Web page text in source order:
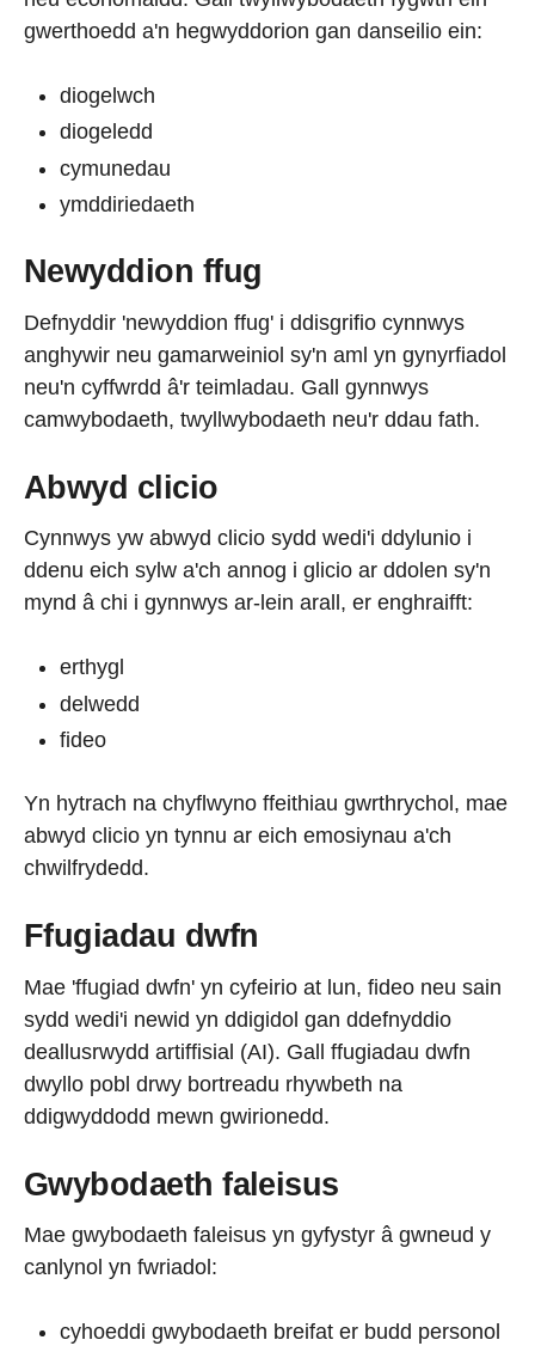
gwerthoedd a'n hegwyddorion gan danseilio ein:
diogelwch
diogeledd
cymunedau
ymddiriedaeth
Newyddion ffug
Defnyddir 'newyddion ffug' i ddisgrifio cynnwys
anghywir neu gamarweiniol sy'n aml yn gynyrfiadol
neu'n cyffwrdd â'r teimladau. Gall gynnwys
camwybodaeth, twyllwybodaeth neu'r ddau fath.
Abwyd clicio
Cynnwys yw abwyd clicio sydd wedi'i ddylunio i
ddenu eich sylw a'ch annog i glicio ar ddolen sy'n
mynd â chi i gynnwys ar-lein arall, er enghraifft:
erthygl
delwedd
fideo
Yn hytrach na chyflwyno ffeithiau gwrthrychol, mae
abwyd clicio yn tynnu ar eich emosiynau a'ch
chwilfrydedd.
Ffugiadau dwfn
Mae 'ffugiad dwfn' yn cyfeirio at lun, fideo neu sain
sydd wedi'i newid yn ddigidol gan ddefnyddio
deallusrwydd artiffisial (AI). Gall ffugiadau dwfn
dwyllo pobl drwy bortreadu rhywbeth na
ddigwyddodd mewn gwirionedd.
Gwybodaeth faleisus
Mae gwybodaeth faleisus yn gyfystyr â gwneud y
canlynol yn fwriadol:
cyhoeddi gwybodaeth breifat er budd personol